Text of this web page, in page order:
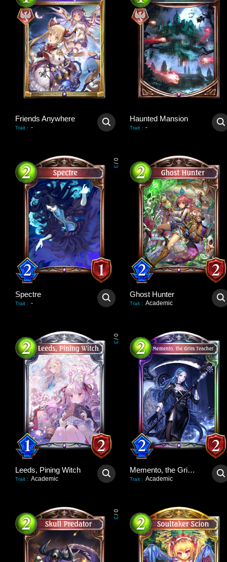
Friends Anywhere
Trait : -
Haunted Mansion
Trait : -
0
/
3
Spectre
Trait : -
Ghost Hunter
Trait : Academic
0
/
3
Leeds, Pining Witch
Trait : Academic
Memento, the Grim Teacher
Trait : Academic
0
/
3